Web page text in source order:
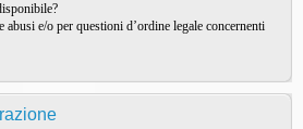
abusi e/o per questioni d’ordine legale concernenti